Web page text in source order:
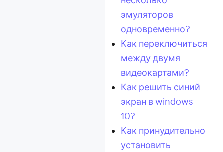
эмуляторов
одновременно?
Как переключиться
между двумя
видеокартами?
Как решить синий
экран в windows
10?
Как принудительно
установить